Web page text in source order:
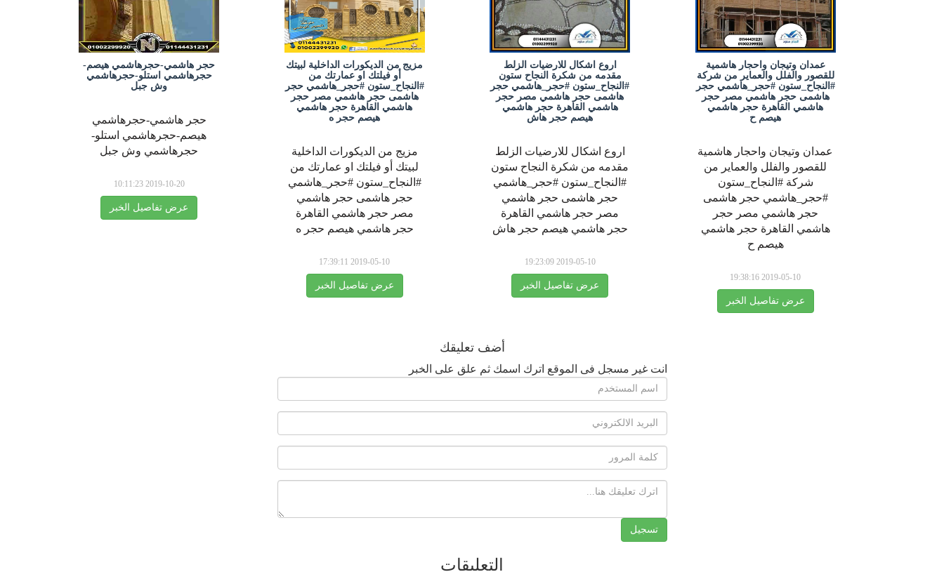
عمدان وتيجان واحجار هاشمية
للقصور والفلل والعماير من شركة
#النجاح_ستون #حجر_هاشمي حجر
هاشمى حجر هاشمي مصر حجر
هاشمي القاهرة حجر هاشمي
هيصم ح
عمدان وتيجان واحجار هاشمية
للقصور والفلل والعماير من
شركة #النجاح_ستون
#حجر_هاشمي حجر هاشمى
حجر هاشمي مصر حجر
هاشمي القاهرة حجر هاشمي
هيصم ح
2019-05-10 19:38:16
عرض تفاصيل الخبر
اروع اشكال للارضيات الزلط
مقدمه من شكرة النجاح ستون
#النجاح_ستون #حجر_هاشمي حجر
هاشمى حجر هاشمي مصر حجر
هاشمي القاهرة حجر هاشمي
هيصم حجر هاش
اروع اشكال للارضيات الزلط
مقدمه من شكرة النجاح ستون
#النجاح_ستون #حجر_هاشمي
حجر هاشمى حجر هاشمي
مصر حجر هاشمي القاهرة
حجر هاشمي هيصم حجر هاش
2019-05-10 19:23:09
عرض تفاصيل الخبر
مزيج من الديكورات الداخلية لبيتك
أو فيلتك او عمارتك من
#النجاح_ستون #حجر_هاشمي حجر
هاشمى حجر هاشمي مصر حجر
هاشمي القاهرة حجر هاشمي
هيصم حجر ه
مزيج من الديكورات الداخلية
لبيتك أو فيلتك او عمارتك من
#النجاح_ستون #حجر_هاشمي
حجر هاشمى حجر هاشمي
مصر حجر هاشمي القاهرة
حجر هاشمي هيصم حجر ه
2019-05-10 17:39:11
عرض تفاصيل الخبر
حجر هاشمي-حجرهاشمي هيصم-
حجرهاشمي استلو-حجرهاشمي
وش جبل
حجر هاشمي-حجرهاشمي
هيصم-حجرهاشمي استلو-
حجرهاشمي وش جبل
2019-10-20 10:11:23
عرض تفاصيل الخبر
أضف تعليقك
انت غير مسجل فى الموقع اترك اسمك ثم علق على الخبر
التعليقات